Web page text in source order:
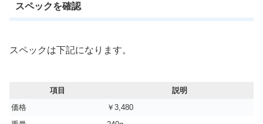
スペックを確認
スペックは下記になります。
項目
説明
価格
￥3,480